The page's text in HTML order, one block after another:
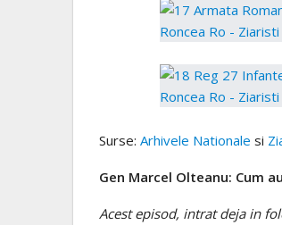
Surse: Arhivele Nationale si
Gen Marcel Olteanu: Cum
Acest episod, intrat deja in